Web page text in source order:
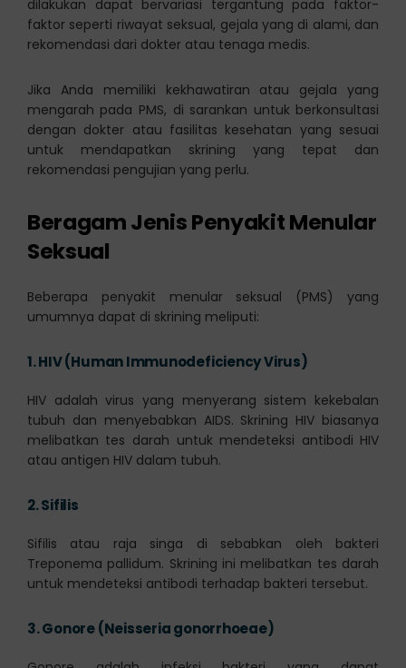
dilakukan dapat bervariasi tergantung pada faktor-
faktor seperti riwayat seksual, gejala yang di alami, dan
rekomendasi dari dokter atau tenaga medis.
Jika Anda memiliki kekhawatiran atau gejala yang
mengarah pada PMS, di sarankan untuk berkonsultasi
dengan dokter atau fasilitas kesehatan yang sesuai
untuk mendapatkan skrining yang tepat dan
rekomendasi pengujian yang perlu.
Beragam Jenis Penyakit Menular
Seksual
Beberapa penyakit menular seksual (PMS) yang
umumnya dapat di skrining meliputi:
1.HIV (Human Immunodeficiency Virus)
HIV adalah virus yang menyerang sistem kekebalan
tubuh dan menyebabkan AIDS. Skrining HIV biasanya
melibatkan tes darah untuk mendeteksi antibodi HIV
atau antigen HIV dalam tubuh.
2.Sifilis
Sifilis atau raja singa di sebabkan oleh bakteri
Treponema pallidum. Skrining ini melibatkan tes darah
untuk mendeteksi antibodi terhadap bakteri tersebut.
3.Gonore (Neisseria gonorrhoeae)